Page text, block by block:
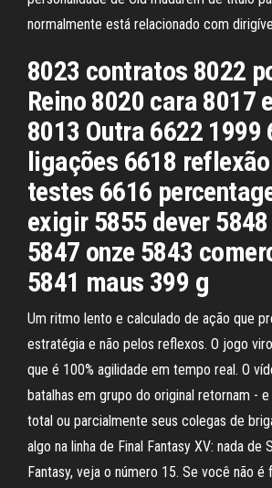
normalmente está relacionado com
8023 contratos 8022
Reino 8020 cara 8017
8013 Outra 6622 1999
ligações 6618
testes 6616
exigir 5855 dever
5847 onze 5843
5841 maus 399 g
Um ritmo lento e calculado de ação que
estratégia e não pelos reflexos. O jogo
que é 100% agilidade em tempo real. O
batalhas em grupo do original retornam -
total ou parcialmente seus colegas de
algo na linha de Final Fantasy XV: nada de
Fantasy, veja o número 15. Se você não